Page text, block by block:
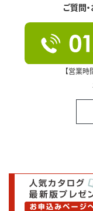
ご質問
【営業